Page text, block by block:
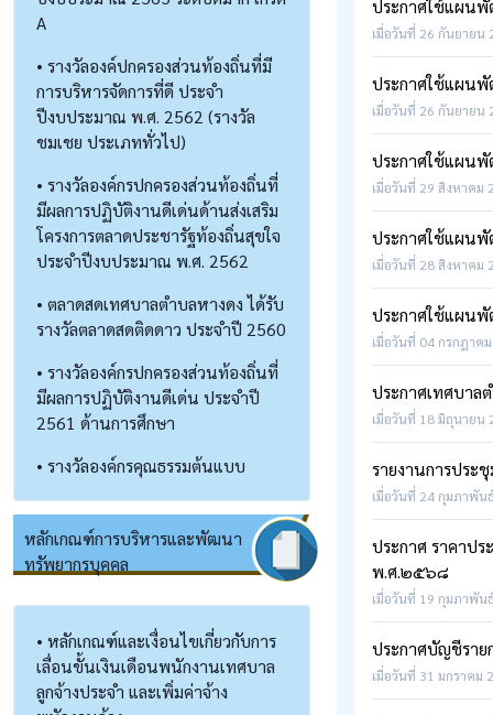
A
• รางวัลองค์ปกครองส่วนท้องถิ่นที่มี
การบริหารจัดการที่ดี ประจำ
ปีงบประมาณ พ.ศ. 2562 (รางวัล
ชมเชย ประเภททั่วไป)
• รางวัลองค์กรปกครองส่วนท้องถิ่นที่
มีผลการปฏิบัติงานดีเด่นด้านส่งเสริม
โครงการตลาดประชารัฐท้องถิ่นสุขใจ
ประจำปีงบประมาณ พ.ศ. 2562
• ตลาดสดเทศบาลตำบลหางดง ได้รับ
รางวัลตลาดสดติดดาว ประจำปี 2560
• รางวัลองค์กรปกครองส่วนท้องถิ่นที่
มีผลการปฏิบัติงานดีเด่น ประจำปี
2561 ด้านการศึกษา
• รางวัลองค์กรคุณธรรมต้นแบบ
หลักเกณฑ์การบริหารและพัฒนา
ทรัพยากรบุคคล
• หลักเกณฑ์และเงื่อนไขเกี่ยวกับการ
เลื่อนขั้นเงินเดือนพนักงานเทศบาล
ลูกจ้างประจำ และเพิ่มค่าจ้าง
ประกาศใช้แผน
เมื่อวันที่ 26 กันยายน
ประกาศใช้แผน
เมื่อวันที่ 26 กันยายน
ประกาศใช้แผน
เมื่อวันที่ 29 สิงหาคม
ประกาศใช้แผน
เมื่อวันที่ 28 สิงหาคม
ประกาศใช้แผน
เมื่อวันที่ 04 กรกฎาค
ประกาศเทศบาล
เมื่อวันที่ 18 มิถุนายน
รายงานการปร
เมื่อวันที่ 24 กุมภาพัน
ประกาศ ราคาป
พ.ศ.๒๕๖๘
เมื่อวันที่ 19 กุมภาพัน
ประกาศบัญชีราย
เมื่อวันที่ 31 มกราคม